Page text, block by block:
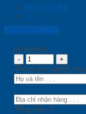
Đăng nhập
Số lượng:
Thông tin người mua
Tổng tiền: 0